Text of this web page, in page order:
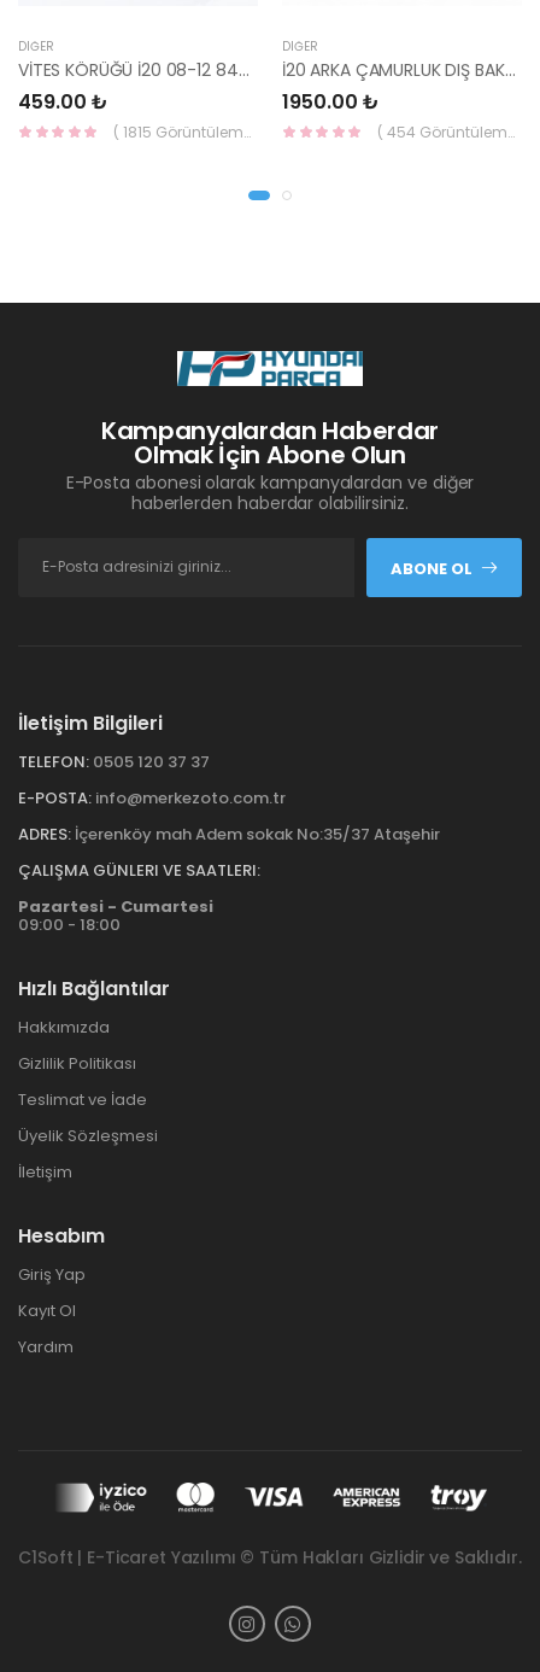
DIĞER
VİTES KÖRÜĞÜ İ20 08-12 84640-1J000-YS
459.00 ₺
( 1815 Görüntüleme )
DIĞER
İ20 ARKA ÇAMURLUK DIŞ BAKALİTİ SOL 2015- ( PARLAK SİYAH ) 87360-C8000-YS
1950.00 ₺
( 454 Görüntüleme )
Kampanyalardan Haberdar
Olmak İçin Abone Olun
E-Posta abonesi olarak kampanyalardan ve diğer
haberlerden haberdar olabilirsiniz.
ABONE OL
İletişim Bilgileri
TELEFON: 0505 120 37 37
E-POSTA: info@merkezoto.com.tr
ADRES: İçerenköy mah Adem sokak No:35/37 Ataşehir
ÇALIŞMA GÜNLERI VE SAATLERI:
Pazartesi - Cumartesi
09:00 - 18:00
Hızlı Bağlantılar
Hakkımızda
Gizlilik Politikası
Teslimat ve İade
Üyelik Sözleşmesi
İletişim
Hesabım
Giriş Yap
Kayıt Ol
Yardım
C1Soft | E-Ticaret Yazılımı © Tüm Hakları Gizlidir ve Saklıdır.